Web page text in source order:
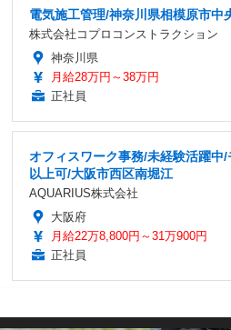
電気施工管理/神奈川県相模原市中
株式会社コプロコンストラクション
神奈川県
月給28万円～38万円
正社員
オフィスワーク事務/未経験活躍中
以上可/大阪市西区南堀江
AQUARIUS株式会社
大阪府
月給22万8,800円～31万900円
正社員